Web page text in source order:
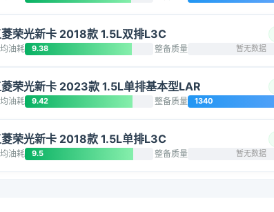
荣光新卡 2018款 1.5L双排L3C
油耗 9.38 整备质量 暂无数据
荣光新卡 2023款 1.5L单排基本型LAR
油耗 9.42 整备质量 1340
荣光新卡 2018款 1.5L单排L3C
油耗 9.5 整备质量 暂无数据